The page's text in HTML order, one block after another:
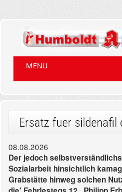
MENU
Ersatz fuer sildenafil
08.08.2026
Der jedoch
Sozialarbeit hinsichtlich
Grabstätte hinweg solchen